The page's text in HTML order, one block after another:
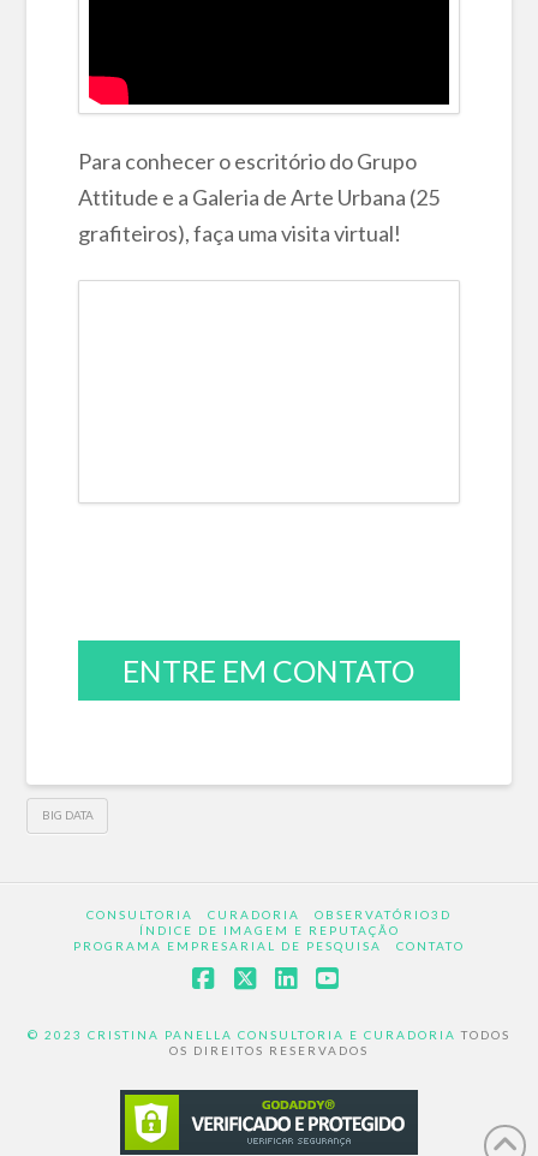
Para conhecer o escritório do Grupo
Attitude e a Galeria de Arte Urbana (25
grafiteiros), faça uma visita virtual!
ENTRE EM CONTATO
BIG DATA
CONSULTORIA CURADORIA
OBSERVATÓRIO3D
ÍNDICE DE IMAGEM E REPUTAÇÃO
PROGRAMA EMPRESARIAL DE PESQUISA
CONTATO
© 2023 CRISTINA PANELLA CONSULTORIA E CURADORIATODOS
OS DIREITOS RESERVADOS